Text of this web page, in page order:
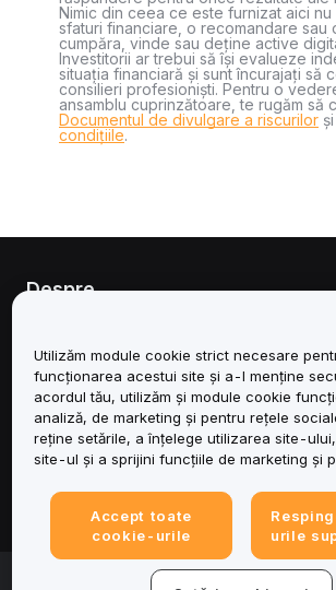
Nimic din ceea ce este furnizat aici nu
sfaturi financiare, o recomandare sau
cumpăra, vinde sau deține active
Investitorii ar trebui să își evalueze
situația financiară și sunt încurajați să
consilieri profesioniști. Pentru o
ansamblu cuprinzătoare, te rugăm să
Documentul de divulgare a riscurilor și
condițiile.
Despre
Asistență
Produse
Juridic
© 2025-2026 Bybit.eu. Toate drepturile
Utilizăm module cookie strict necesare
funcționarea acestui site și a-l menține
acordul tău, utilizăm și module cookie
analiză, de marketing și pentru rețele
reține setările, a înțelege utilizarea site-
site-ul și a sprijini funcțiile de marketing și
Accept toate
cookie-urile
urile